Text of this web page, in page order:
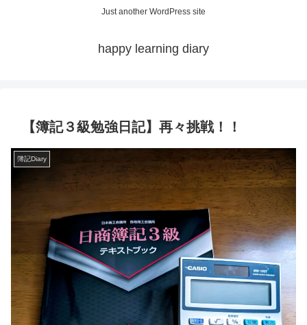
Just another WordPress site
happy learning diary
【簿記３級勉強日記】再々挑戦！！
簿記Diary